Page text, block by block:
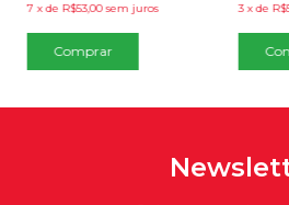
7 xde R$53,00 sem juros
3 xde